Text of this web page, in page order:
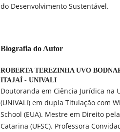
do Desenvolvimento Sustentável.
Biografia do Autor
ROBERTA TEREZINHA UVO
ITAJAÍ - UNIVALI
Doutoranda em Ciência Jurídica na
(UNIVALI) em dupla Titulação com
School (EUA). Mestre em Direito
Catarina (UFSC). Professora